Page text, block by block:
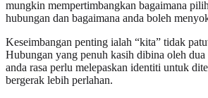
mungkin mempertimbangkan bagaimana
hubungan dan bagaimana anda boleh
Keseimbangan penting ialah “kita” tidak
Hubungan yang penuh kasih dibina oleh
anda rasa perlu melepaskan identiti untuk
bergerak lebih perlahan.